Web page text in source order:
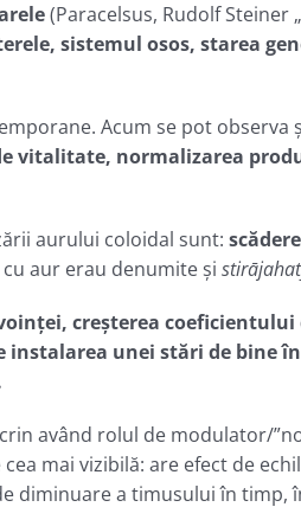
(Paracelsus, Rudolf Steiner „
sistemul osos, starea
Acum se pot
vitalitate, normalizarea
aurului coloidal sunt:
aur erau denumite şi
creșterea coeficientului
unei stări de bine
având rolul de modulator/
mai vizibilă: are efect de
diminuare a timusului în